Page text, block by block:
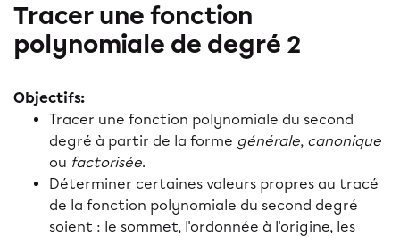
Tracer une fonction
polynomiale de degré 2
Objectifs:
Tracer une fonction polynomiale du second
degré à partir de la forme générale, canonique
ou factorisée.
Déterminer certaines valeurs propres au tracé
de la fonction polynomiale du second degré
soient : le sommet, l'ordonnée à l'origine, les